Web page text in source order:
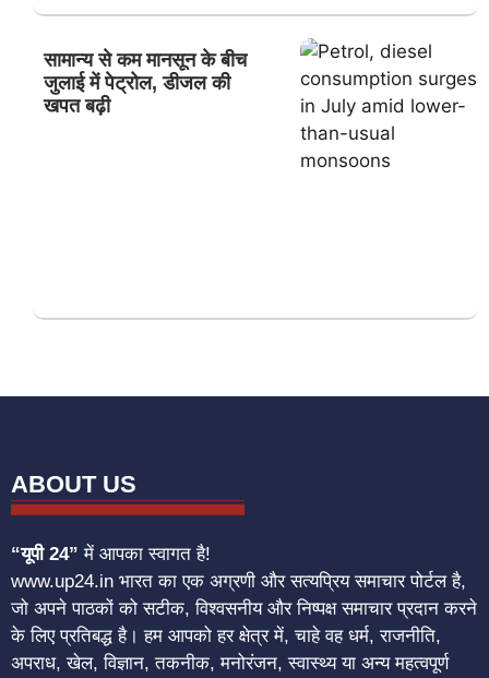
सामान्य से कम मानसून के बीच
जुलाई में पेट्रोल, डीजल की
खपत बढ़ी
ABOUT US
“यूपी 24” में आपका स्वागत है!
www.up24.in भारत का एक अग्रणी और सत्यप्रिय समाचार पोर्टल है,
जो अपने पाठकों को सटीक, विश्वसनीय और निष्पक्ष समाचार प्रदान करने
के लिए प्रतिबद्ध है। हम आपको हर क्षेत्र में, चाहे वह धर्म, राजनीति,
अपराध, खेल, विज्ञान, तकनीक, मनोरंजन, स्वास्थ्य या अन्य महत्वपूर्ण